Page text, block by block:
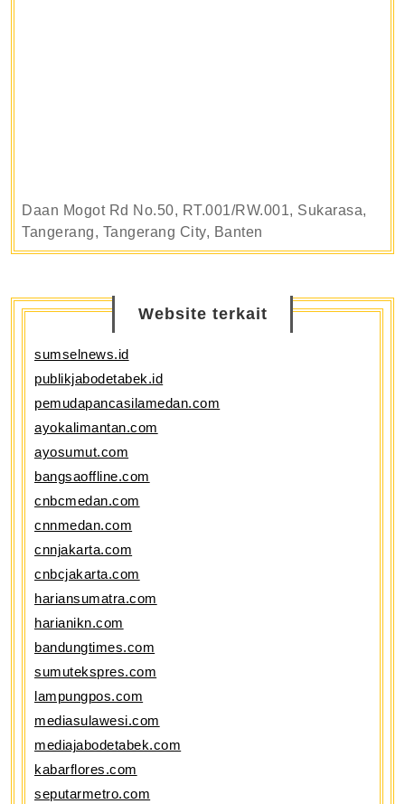
Daan Mogot Rd No.50, RT.001/RW.001, Sukarasa,
Tangerang, Tangerang City, Banten
Website terkait
sumselnews.id
publikjabodetabek.id
pemudapancasilamedan.com
ayokalimantan.com
ayosumut.com
bangsaoffline.com
cnbcmedan.com
cnnmedan.com
cnnjakarta.com
cnbcjakarta.com
hariansumatra.com
harianikn.com
bandungtimes.com
sumutekspres.com
lampungpos.com
mediasulawesi.com
mediajabodetabek.com
kabarflores.com
seputarmetro.com